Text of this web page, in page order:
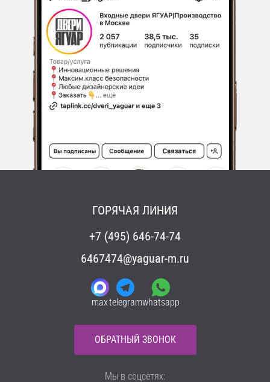
ГОРЯЧАЯ ЛИНИЯ
+7 (495) 646-74-74
6467474@yaguar-m.ru
maxtelegramwhatsapp
ОБРАТНЫЙ ЗВОНОК
Мы в соцсетях: